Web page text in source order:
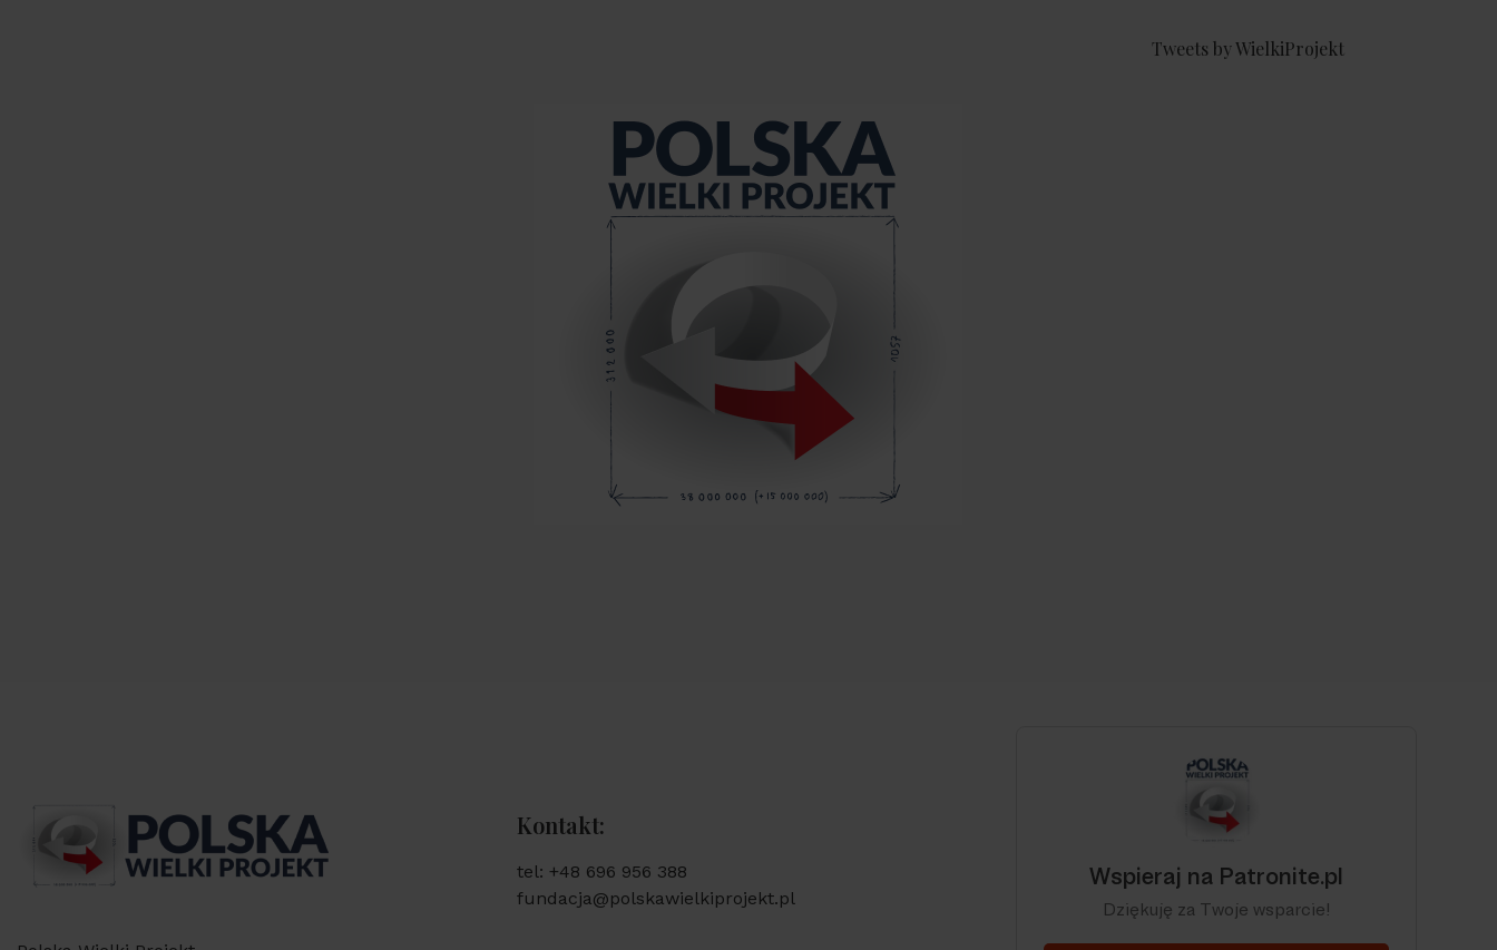
Tweets by WielkiProjekt
Kontakt:
tel: +48 696 956 388
fundacja@polskawielkiprojekt.pl